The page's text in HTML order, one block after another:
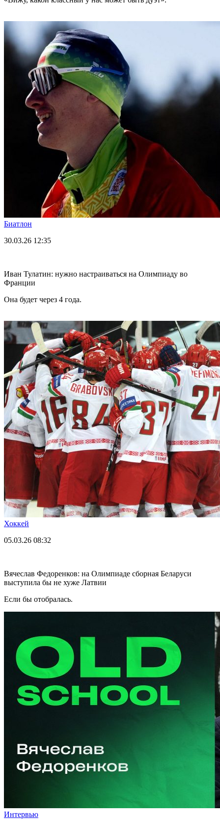
Биатлон
30.03.26 12:35
Иван Тулатин: нужно настраиваться на Олимпиаду во
Франции
Она будет через 4 года.
Хоккей
05.03.26 08:32
Вячеслав Федоренков: на Олимпиаде сборная Беларуси
выступила бы не хуже Латвии
Если бы отобралась.
Интервью